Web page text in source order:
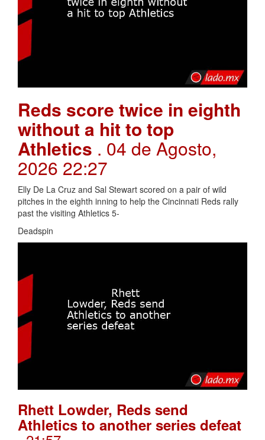
Reds score twice in eighth
without a hit to top
Athletics . 04 de Agosto,
2026 22:27
Elly De La Cruz and Sal Stewart scored on a pair of wild
pitches in the eighth inning to help the Cincinnati Reds rally
past the visiting Athletics 5-
Deadspin
Rhett Lowder, Reds send
Athletics to another series defeat